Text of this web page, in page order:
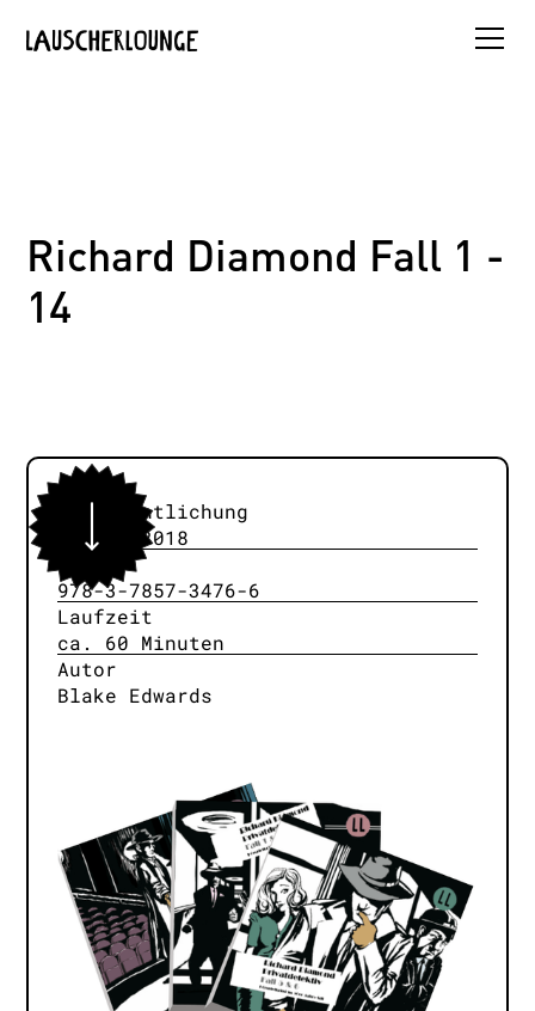
Richard Diamond Fall 1 -
14
Veröffentlichung
May 6, 2018
978-3-7857-3476-6
Laufzeit
ca. 60 Minuten
Autor
Blake Edwards